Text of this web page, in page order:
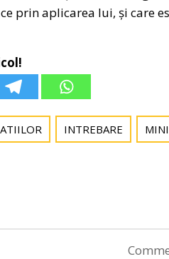
prin aplicarea lui, și care
INTREBARE